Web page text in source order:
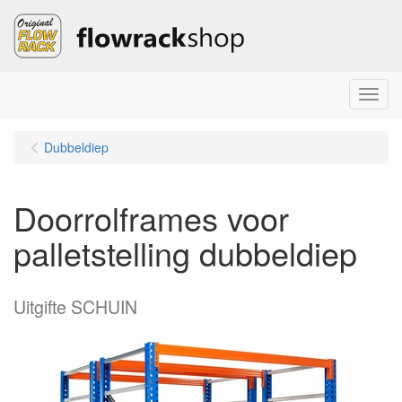
Menu
Dubbeldiep
Doorrolframes voor
palletstelling dubbeldiep
Uitgifte SCHUIN